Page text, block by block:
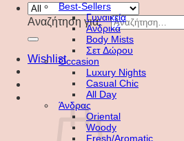
Αναζήτηση για:
Wishlist
Best-Sellers
Γυναικεία
Ανδρικά
Body Mists
Σετ Δώρου
Occasion
Luxury Nights
Casual Chic
All Day
Άνδρας
Oriental
Woody
Fresh/Aromatic